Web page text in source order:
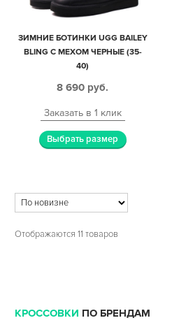
ЗИМНИЕ БОТИНКИ UGG BAILEY
BLING С МЕХОМ ЧЕРНЫЕ (35-
40)
8 690 руб.
Заказать в 1 клик
Выбрать размер
Отображаются 11 товаров
КРОССОВКИ ПО БРЕНДАМ